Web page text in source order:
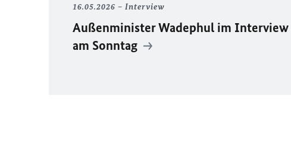
16.05.2026 Interview
Außenminister Wadephul im
am Sonntag